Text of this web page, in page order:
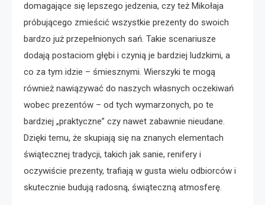
domagające się lepszego jedzenia, czy też Mikołaja
próbującego zmieścić wszystkie prezenty do swoich
bardzo już przepełnionych sań. Takie scenariusze
dodają postaciom głębi i czynią je bardziej ludzkimi, a
co za tym idzie – śmiesznymi. Wierszyki te mogą
również nawiązywać do naszych własnych oczekiwań
wobec prezentów – od tych wymarzonych, po te
bardziej „praktyczne” czy nawet zabawnie nieudane.
Dzięki temu, że skupiają się na znanych elementach
świątecznej tradycji, takich jak sanie, renifery i
oczywiście prezenty, trafiają w gusta wielu odbiorców i
skutecznie budują radosną, świąteczną atmosferę.